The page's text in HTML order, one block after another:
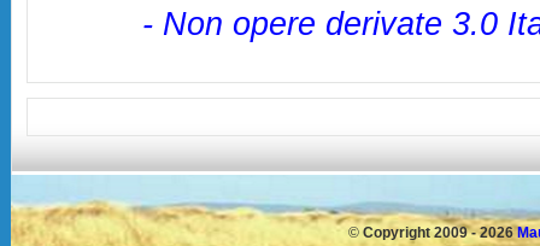
- Non opere derivate 3.0
© Copyright 2009 - 2026